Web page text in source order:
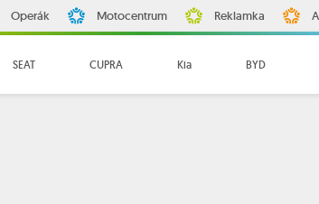
Operák Motocentrum Reklamka
SEAT CUPRA Kia BYD